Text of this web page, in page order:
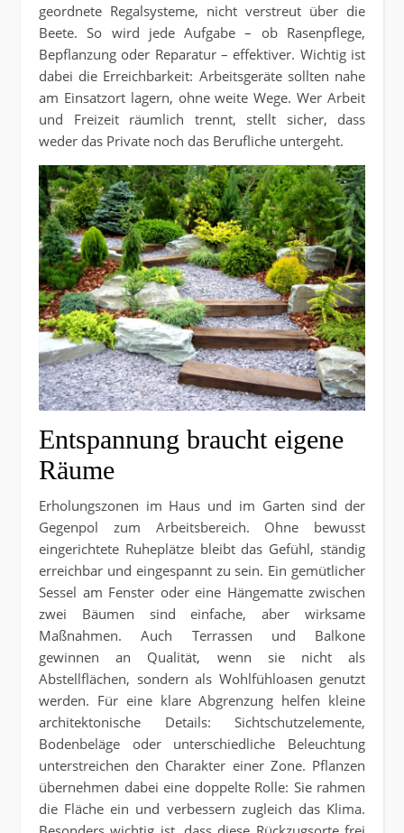
geordnete Regalsysteme, nicht verstreut über die
Beete. So wird jede Aufgabe – ob Rasenpflege,
Bepflanzung oder Reparatur – effektiver. Wichtig ist
dabei die Erreichbarkeit: Arbeitsgeräte sollten nahe
am Einsatzort lagern, ohne weite Wege. Wer Arbeit
und Freizeit räumlich trennt, stellt sicher, dass
weder das Private noch das Berufliche untergeht.
Entspannung braucht eigene
Räume
Erholungszonen im Haus und im Garten sind der
Gegenpol zum Arbeitsbereich. Ohne bewusst
eingerichtete Ruheplätze bleibt das Gefühl, ständig
erreichbar und eingespannt zu sein. Ein gemütlicher
Sessel am Fenster oder eine Hängematte zwischen
zwei Bäumen sind einfache, aber wirksame
Maßnahmen. Auch Terrassen und Balkone
gewinnen an Qualität, wenn sie nicht als
Abstellflächen, sondern als Wohlfühloasen genutzt
werden. Für eine klare Abgrenzung helfen kleine
architektonische Details: Sichtschutzelemente,
Bodenbeläge oder unterschiedliche Beleuchtung
unterstreichen den Charakter einer Zone. Pflanzen
übernehmen dabei eine doppelte Rolle: Sie rahmen
die Fläche ein und verbessern zugleich das Klima.